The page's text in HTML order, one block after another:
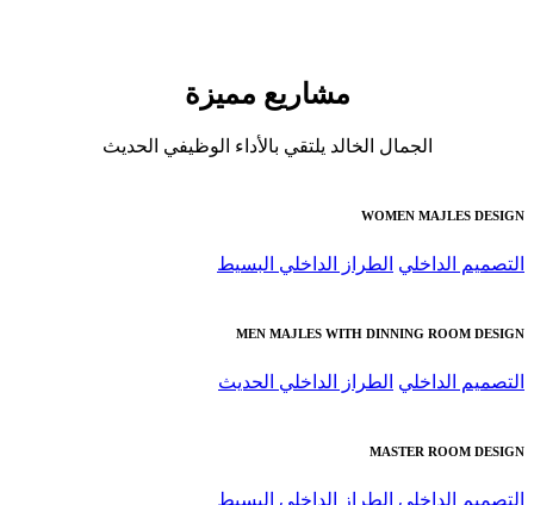
مشاريع مميزة
الجمال الخالد يلتقي بالأداء الوظيفي الحديث
WOMEN
الطراز الداخلي البسيط
MEN MAJLES WITH DINNING
الطراز الداخلي الحديث
MASTER
الطراز الداخلي البسيط